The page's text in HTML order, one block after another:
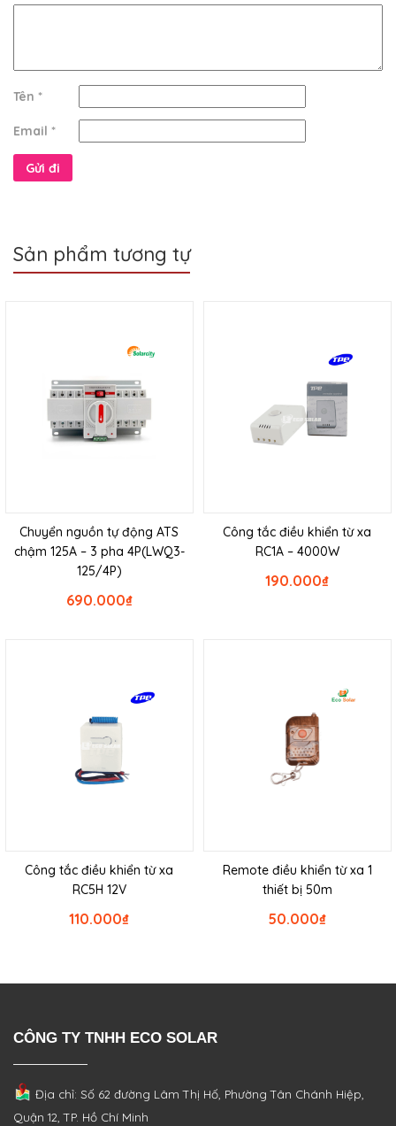
Tên *
Email *
Sản phẩm tương tự
Chuyển nguồn tự động ATS
chậm 125A – 3 pha 4P(LWQ3-
125/4P)
₫
690.000
Công tắc điều khiển từ xa
RC1A – 4000W
₫
190.000
Công tắc điều khiển từ xa
RC5H 12V
₫
110.000
Remote điều khiển từ xa 1
thiết bị 50m
₫
50.000
CÔNG TY TNHH ECO SOLAR
Địa chỉ: Số 62 đường Lâm Thị Hố, PhườngTân Chánh Hiệp,
Quận 12, TP. Hồ Chí Minh